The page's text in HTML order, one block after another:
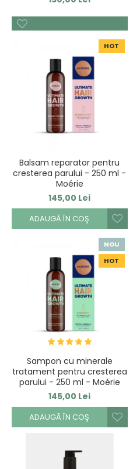
HOT
Balsam reparator pentru
cresterea parului - 250 ml -
Moérie
145,00 Lei
ADAUGĂ ÎN COŞ
NOU
HOT
Sampon cu minerale
tratament pentru cresterea
parului - 250 ml - Moérie
145,00 Lei
ADAUGĂ ÎN COŞ